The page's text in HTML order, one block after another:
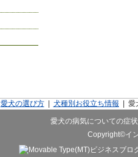
愛犬の選び方| 犬種別お役立ち情報 愛
愛犬の病気についての症
Copyright©イ